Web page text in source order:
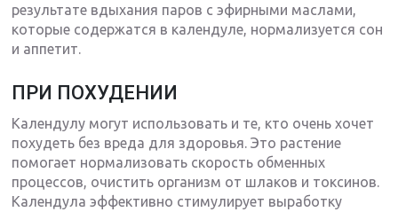
результате вдыхания паров с эфирными маслами,
которые содержатся в календуле, нормализуется сон
и аппетит.
ПРИ ПОХУДЕНИИ
Календулу могут использовать и те, кто очень хочет
похудеть без вреда для здоровья. Это растение
помогает нормализовать скорость обменных
процессов, очистить организм от шлаков и токсинов.
Календула эффективно стимулирует выработку